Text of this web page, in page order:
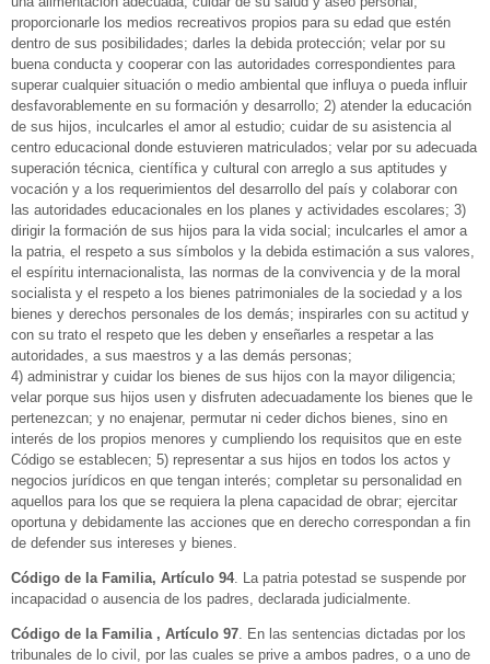
proporcionarle los medios recreativos propios para su edad que estén
dentro de sus posibilidades; darles la debida protección; velar por su
buena conducta y cooperar con las autoridades correspondientes para
superar cualquier situación o medio ambiental que influya o pueda influir
desfavorablemente en su formación y desarrollo; 2) atender la educación
de sus hijos, inculcarles el amor al estudio; cuidar de su asistencia al
centro educacional donde estuvieren matriculados; velar por su adecuada
superación técnica, científica y cultural con arreglo a sus aptitudes y
vocación y a los requerimientos del desarrollo del país y colaborar con
las autoridades educacionales en los planes y actividades escolares; 3)
dirigir la formación de sus hijos para la vida social; inculcarles el amor a
la patria, el respeto a sus símbolos y la debida estimación a sus valores,
el espíritu internacionalista, las normas de la convivencia y de la moral
socialista y el respeto a los bienes patrimoniales de la sociedad y a los
bienes y derechos personales de los demás; inspirarles con su actitud y
con su trato el respeto que les deben y enseñarles a respetar a las
autoridades, a sus maestros y a las demás personas;
4) administrar y cuidar los bienes de sus hijos con la mayor diligencia;
velar porque sus hijos usen y disfruten adecuadamente los bienes que le
pertenezcan; y no enajenar, permutar ni ceder dichos bienes, sino en
interés de los propios menores y cumpliendo los requisitos que en este
Código se establecen; 5) representar a sus hijos en todos los actos y
negocios jurídicos en que tengan interés; completar su personalidad en
aquellos para los que se requiera la plena capacidad de obrar; ejercitar
oportuna y debidamente las acciones que en derecho correspondan a fin
de defender sus intereses y bienes.
Código de la Familia, Artículo 94. La patria potestad se suspende por
incapacidad o ausencia de los padres, declarada judicialmente.
Código de la Familia , Artículo 97 . En las sentencias dictadas por los
tribunales de lo civil, por las cuales se prive a ambos padres, o a uno de